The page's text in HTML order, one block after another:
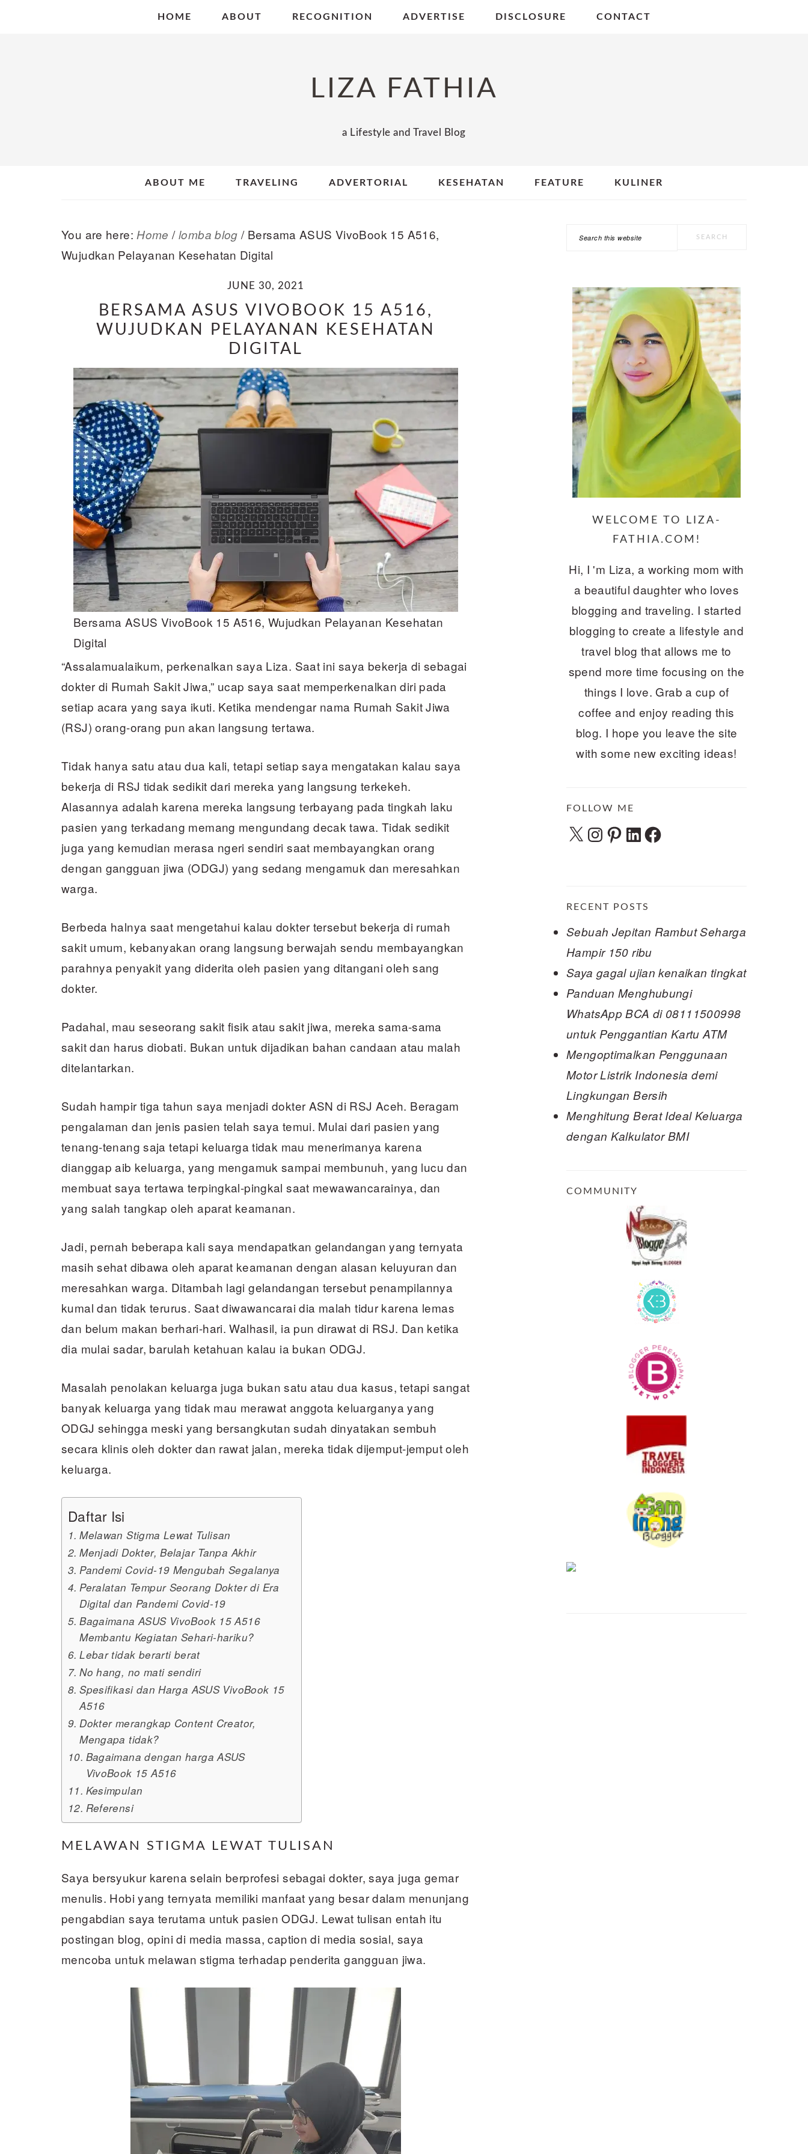
HOME ABOUT RECOGNITION ADVERTISE DISCLOSURE CONTACT
LIZA FATHIA
a Lifestyle and Travel Blog
ABOUT ME TRAVELING ADVERTORIAL KESEHATAN FEATURE KULINER
You are here: Home / lomba blog /Bersama ASUS VivoBook 15 A516,
Wujudkan Pelayanan Kesehatan Digital
JUNE 30, 2021
BERSAMA ASUS VIVOBOOK 15 A516,
WUJUDKAN PELAYANAN KESEHATAN
DIGITAL
Bersama ASUS VivoBook 15 A516, Wujudkan Pelayanan Kesehatan
Digital
“Assalamualaikum, perkenalkan saya Liza. Saat ini saya bekerja di sebagai
dokter di Rumah Sakit Jiwa,” ucap saya saat memperkenalkan diri pada
setiap acara yang saya ikuti. Ketika mendengar nama Rumah Sakit Jiwa
(RSJ) orang-orang pun akan langsung tertawa.
Tidak hanya satu atau dua kali, tetapi setiap saya mengatakan kalau saya
bekerja di RSJ tidak sedikit dari mereka yang langsung terkekeh.
Alasannya adalah karena mereka langsung terbayang pada tingkah laku
pasien yang terkadang memang mengundang decak tawa. Tidak sedikit
juga yang kemudian merasa ngeri sendiri saat membayangkan orang
dengan gangguan jiwa (ODGJ) yang sedang mengamuk dan meresahkan
warga.
Berbeda halnya saat mengetahui kalau dokter tersebut bekerja di rumah
sakit umum, kebanyakan orang langsung berwajah sendu membayangkan
parahnya penyakit yang diderita oleh pasien yang ditangani oleh sang
dokter.
Padahal, mau seseorang sakit fisik atau sakit jiwa, mereka sama-sama
sakit dan harus diobati. Bukan untuk dijadikan bahan candaan atau malah
ditelantarkan.
Sudah hampir tiga tahun saya menjadi dokter ASN di RSJ Aceh. Beragam
pengalaman dan jenis pasien telah saya temui. Mulai dari pasien yang
tenang-tenang saja tetapi keluarga tidak mau menerimanya karena
dianggap aib keluarga, yang mengamuk sampai membunuh, yang lucu dan
membuat saya tertawa terpingkal-pingkal saat mewawancarainya, dan
yang salah tangkap oleh aparat keamanan.
Jadi, pernah beberapa kali saya mendapatkan gelandangan yang ternyata
masih sehat dibawa oleh aparat keamanan dengan alasan keluyuran dan
meresahkan warga. Ditambah lagi gelandangan tersebut penampilannya
kumal dan tidak terurus. Saat diwawancarai dia malah tidur karena lemas
dan belum makan berhari-hari. Walhasil, ia pun dirawat di RSJ. Dan ketika
dia mulai sadar, barulah ketahuan kalau ia bukan ODGJ.
Masalah penolakan keluarga juga bukan satu atau dua kasus, tetapi sangat
banyak keluarga yang tidak mau merawat anggota keluarganya yang
ODGJ sehingga meski yang bersangkutan sudah dinyatakan sembuh
secara klinis oleh dokter dan rawat jalan, mereka tidak dijemput-jemput oleh
keluarga.
Daftar Isi
Melawan Stigma Lewat Tulisan
Menjadi Dokter, Belajar Tanpa Akhir
Pandemi Covid-19 Mengubah Segalanya
Peralatan Tempur Seorang Dokter di Era
Digital dan Pandemi Covid-19
Bagaimana ASUS VivoBook 15 A516
Membantu Kegiatan Sehari-hariku?
Lebar tidak berarti berat
No hang, no mati sendiri
Spesifikasi dan Harga ASUS VivoBook 15
A516
Dokter merangkap Content Creator,
Mengapa tidak?
Bagaimana dengan harga ASUS
VivoBook 15 A516
Kesimpulan
Referensi
MELAWAN STIGMA LEWAT TULISAN
Saya bersyukur karena selain berprofesi sebagai dokter, saya juga gemar
menulis. Hobi yang ternyata memiliki manfaat yang besar dalam menunjang
pengabdian saya terutama untuk pasien ODGJ. Lewat tulisan entah itu
postingan blog, opini di media massa, caption di media sosial, saya
mencoba untuk melawan stigma terhadap penderita gangguan jiwa.
PRIMARY
Search
WELCOME TO LIZA-
FATHIA.COM!
Hi, I 'm Liza, a working mom with
a beautiful daughter who loves
blogging and traveling. I started
blogging to create a lifestyle and
travel blog that allows me to
spend more time focusing on the
things I love. Grab a cup of
coffee and enjoy reading this
blog. I hope you leave the site
with some new exciting ideas!
FOLLOW ME
X Instagram
Pinterest
LinkedInFacebook
RECENT POSTS
Sebuah Jepitan Rambut Seharga
Hampir 150 ribu
Saya gagal ujian kenaikan tingkat
Panduan Menghubungi
WhatsApp BCA di 08111500998
untuk Penggantian Kartu ATM
Mengoptimalkan Penggunaan
Motor Listrik Indonesia demi
Lingkungan Bersih
Menghitung Berat Ideal Keluarga
dengan Kalkulator BMI
COMMUNITY